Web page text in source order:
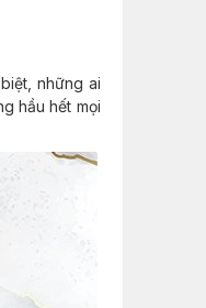
những ai
hầu hết mọi